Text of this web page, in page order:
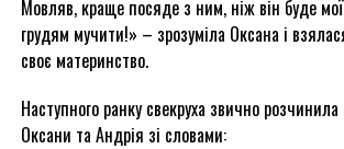
Мовляв, краще посяде з ним, ніж він буде
грудям мучити!» – зрозуміла Оксана і
своє материнство.
Наступного ранку свекруха звично розчинила
Оксани та Андрія зі словами: